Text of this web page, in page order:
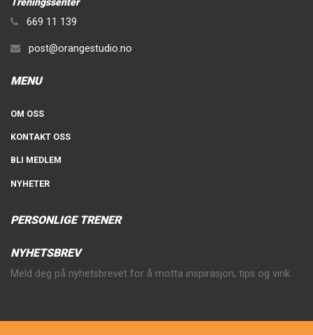
669 11 139
post@orangestudio.no
MENU
OM OSS
KONTAKT OSS
BLI MEDLEM
NYHETER
PERSONLIGE TRENER
NYHETSBREV
Meld deg på nyhetsbrevet for å motta inspirasjon, tips og vink.